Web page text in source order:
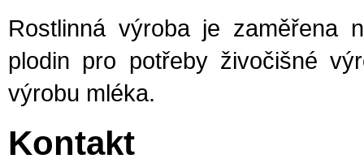
Rostlinná výroba je zaměřena
plodin pro potřeby živočišné
výrobu mléka.
Kontakt